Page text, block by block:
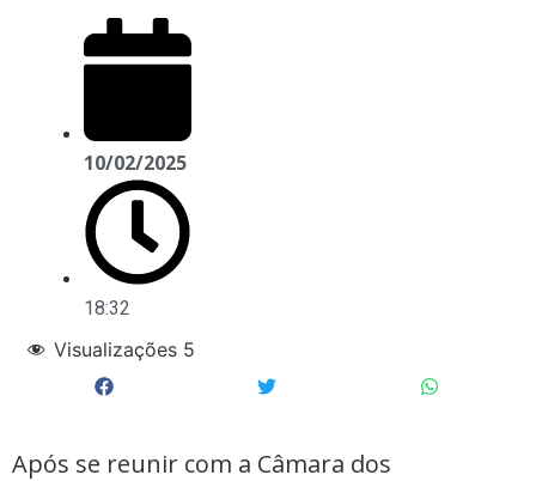
10/02/2025
18:32
Visualizações 5
Após se reunir com a Câmara dos